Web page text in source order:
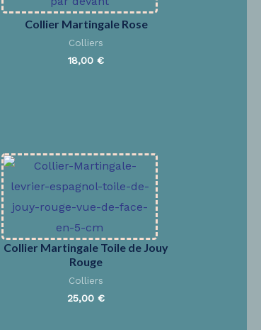
Collier Martingale Rose
Colliers
18,00 €
Collier Martingale Toile de Jouy
Rouge
Colliers
25,00 €